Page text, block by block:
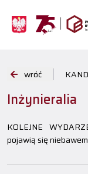
wróć
Inżynieralia
KOLEJNE
pojawią się niebawem